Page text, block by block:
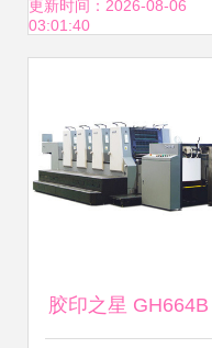
低原价的常见玩
单价切差价策略，
适合单用途跑量库
统单发货。通常批
更新时间：2026-08-06
03:01:40
胶印之星 GH664B